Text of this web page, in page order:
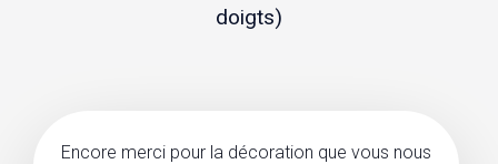
doigts)
Encore merci pour la décoration que vous nous